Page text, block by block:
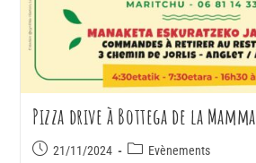
Pizza drive à Bottega de la Mamma
21/11/2024 Evènements